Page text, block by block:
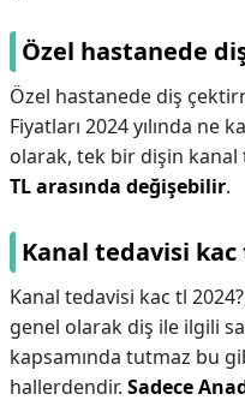
Özel hastanede
Özel hastanede diş
Fiyatları 2024 yılında ne
olarak, tek bir dişin kanal
TL arasında değişebilir.
Kanal tedavisi kac
Kanal tedavisi kac tl
genel olarak diş ile ilgili
kapsamında tutmaz bu
hallerdendir. Sadece